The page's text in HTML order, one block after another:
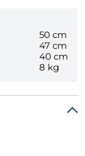
50 cm
47 cm
40 cm
8 kg